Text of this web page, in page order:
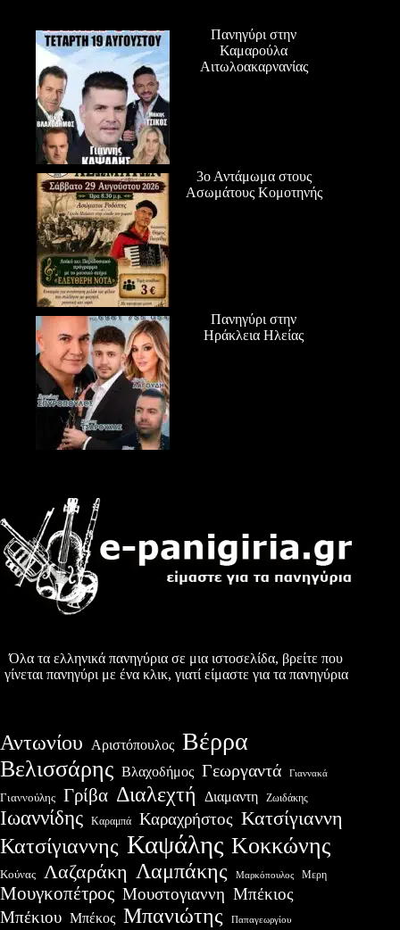
Πανηγύρι στην
Καμαρούλα
Αιτωλοακαρνανίας
3ο Αντάμωμα στους
Ασωμάτους Κομοτηνής
Πανηγύρι στην
Ηράκλεια Ηλείας
Όλα τα ελληνικά πανηγύρια σε μια ιστοσελίδα, βρείτε που
γίνεται πανηγύρι με ένα κλικ, γιατί είμαστε για τα πανηγύρια
Αντωνίου Αριστόπουλος Βέρρα
Βελισσάρης Βλαχοδήμος Γεωργαντά Γιαννακά
Γιαννούλης Γρίβα Διαλεχτή Διαμαντη Ζωιδάκης
Ιωαννίδης Καραμπά Καραχρήστος Κατσίγιαννη
Κατσίγιαννης Καψάλης Κοκκώνης
Κούνας Λαζαράκη Λαμπάκης Μαρκόπουλος Μερη
Μουγκοπέτρος Μουστογιαννη Μπέκιος
Μπέκιου Μπέκος Μπανιώτης Παπαγεωργίου